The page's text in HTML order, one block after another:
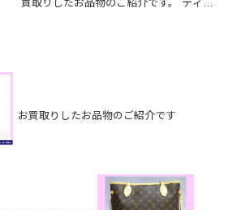
買取りしたお品物のご紹介です。 ティフ
お買取りしたお品物のご紹介です